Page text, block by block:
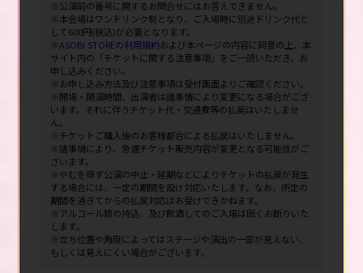
※公演前の番号に関するお問合せにはお答えできません。
※本会場はワンドリンク制となり、ご入場時に別途ドリンク代と
して600円(税込)が必要となります。
※ASOBI STOREの利用規約および本ページの内容に同意の上、本
サイト内の「チケットに関する注意事項」をご一読いただき、お
申し込みください。
※お申し込み方法及び注意事項は受付画面よりご確認ください。
※開場・開演時間、出演者は諸事情により変更になる場合がござ
います。それに伴うチケット代・交通費等の払戻はいたしませ
ん。
※チケットご購入後のお客様都合による払戻はいたしません。
※諸事情により、急遽チケット販売内容が変更となる可能性がご
ざいます。
※やむを得ず公演の中止・延期などによりチケットの払戻が発生
する場合には、一定の期間を設け対応いたします。なお、所定の
期間を過ぎてからの払戻対応はお受けできかねます。
※アルコール類の持込、及び飲酒してのご入場は固くお断りいた
します。
※立ち位置や角度によってはステージや演出の一部が見えない、
もしくは見えにくい場合がございます。